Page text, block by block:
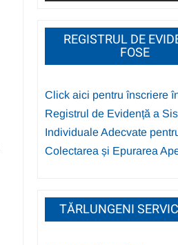
REGISTRUL DE
FOSE
Click aici pentru înscriere
Registrul de Evidență a
Individuale Adecvate
Colectarea și Epurarea
TĂRLUNGENI